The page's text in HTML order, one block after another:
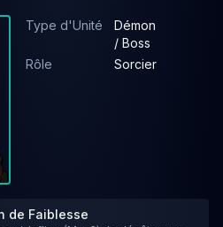
Type d'Unité
Démon
/ Boss
Rôle
Sorcier
de Faiblesse